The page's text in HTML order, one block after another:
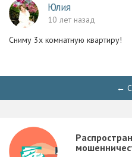
Юлия
10 лет назад
Сниму 3х комнатную квартиру!
←